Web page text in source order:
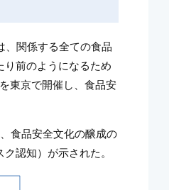
、関係する全ての食品
り前のようになるため
東京で開催し、食品安
食品安全文化の醸成の
認知）が示された。